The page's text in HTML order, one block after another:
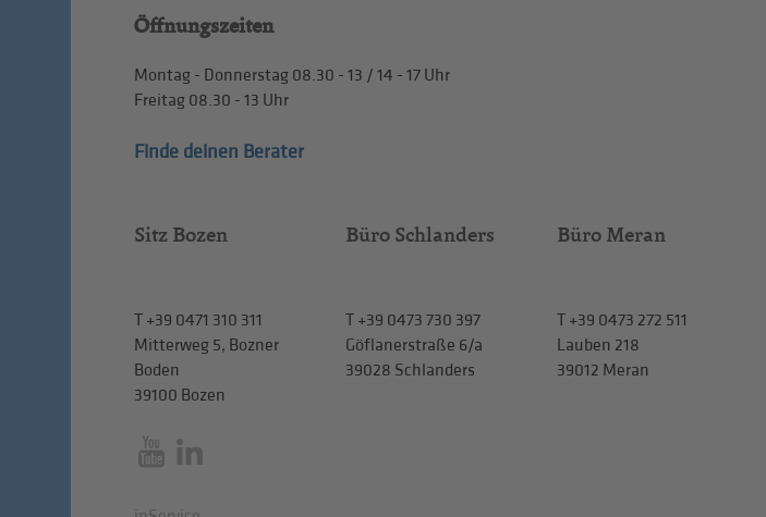
Öffnungszeiten
Montag - Donnerstag 08.30 - 13 / 14 - 17 Uhr
Freitag 08.30 - 13 Uhr
Finde deinen Berater
Sitz Bozen
T+39 0471 310 311
Mitterweg 5, Bozner
Boden
39100 Bozen
Büro Schlanders
T+39 0473 730 397
Göflanerstraße 6/a
39028 Schlanders
Büro Meran
T+39 0473 272 511
Lauben 218
39012 Meran